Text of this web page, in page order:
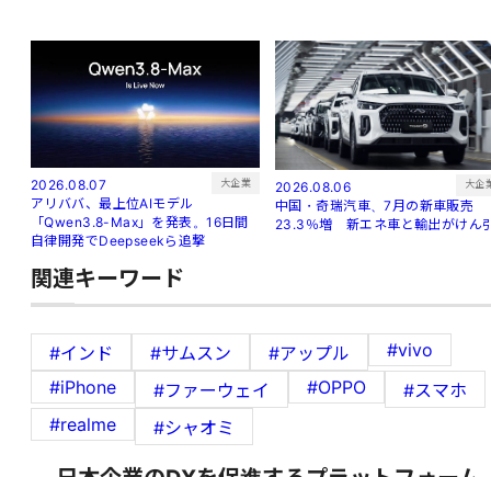
2026.08.07 大企業
アリババ、最上位AIモデル
「Qwen3.8-Max」を発表。16日間
自律開発でDeepseekら追撃
2026.08.06 大企
中国・奇瑞汽車、7月の新車販売
23.3％増 新エネ車と輸出がけん
関連キーワード
#インド #サムスン #アップル
#vivo
#iPhone
#ファーウェイ #OPPO
#スマホ
#realme
#シャオミ